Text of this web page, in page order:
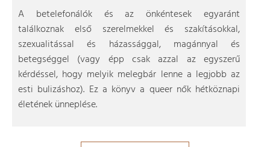
A betelefonálók és az önkéntesek egyaránt
találkoznak első szerelmekkel és szakításokkal,
szexualitással és házassággal, magánnyal és
betegséggel (vagy épp csak azzal az egyszerű
kérdéssel, hogy melyik melegbár lenne a legjobb az
esti bulizáshoz). Ez a könyv a queer nők hétköznapi
életének ünneplése.